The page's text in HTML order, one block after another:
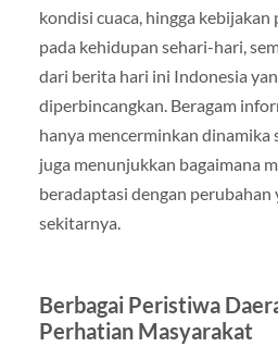
kondisi cuaca, hingga
pada kehidupan sehari-hari,
dari berita hari ini Indonesia
diperbincangkan. Beragam
hanya mencerminkan dinamika
juga menunjukkan bagaimana
beradaptasi dengan perubahan
sekitarnya.
Berbagai Peristiwa
Perhatian Masyarakat